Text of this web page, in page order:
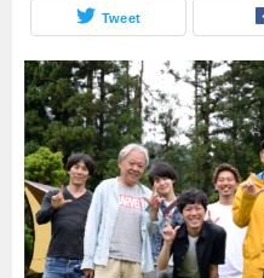
Tweet